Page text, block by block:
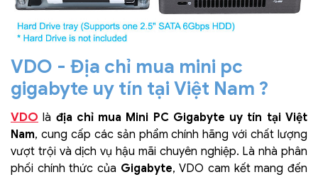
VDO - Địa chỉ mua mini pc
gigabyte uy tín tại Việt Nam ?
VDO là địa chỉ mua Mini PC Gigabyte uy tín tại Việt
Nam, cung cấp các sản phẩm chính hãng với chất lượng
vượt trội và dịch vụ hậu mãi chuyên nghiệp. Là nhà phân
phối chính thức của Gigabyte, VDO cam kết mang đến